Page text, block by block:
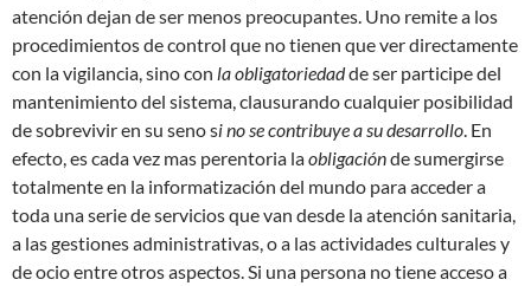
atención dejan de ser menos preocupantes. Uno remite a los
procedimientos de control que no tienen que ver directamente
con la vigilancia, sino con la obligatoriedadde ser participe del
mantenimiento del sistema, clausurando cualquier posibilidad
de sobrevivir en su seno si no se contribuye a su desarrollo. En
efecto, es cada vez mas perentoria laobligaciónde sumergirse
totalmente en la informatización del mundo para acceder a
toda una serie de servicios que van desde la atención sanitaria,
a las gestiones administrativas, o a las actividades culturales y
de ocio entre otros aspectos. Si una persona no tiene acceso a